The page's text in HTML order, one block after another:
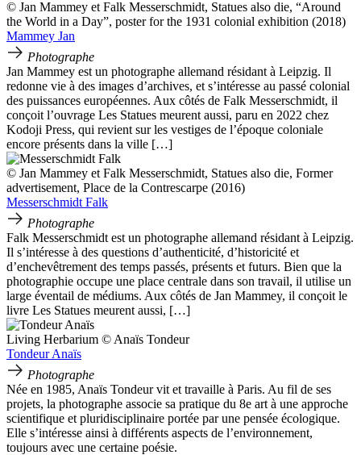
© Jan Mammey et Falk Messerschmidt, Statues also die, “Around
the World in a Day”, poster for the 1931 colonial exhibition (2018)
Mammey Jan
Photographe
Jan Mammey est un photographe allemand résidant à Leipzig. Il
redonne vie à des images d’archives, et s’intéresse au passé colonial
des puissances européennes. Aux côtés de Falk Messerschmidt, il
conçoit l’ouvrage Les Statues meurent aussi, paru en 2022 chez
Kodoji Press, qui revient sur les vestiges de l’époque coloniale
encore présents dans la ville […]
© Jan Mammey et Falk Messerschmidt, Statues also die, Former
advertisement, Place de la Contrescarpe (2016)
Messerschmidt Falk
Photographe
Falk Messerschmidt est un photographe allemand résidant à Leipzig.
Il s’intéresse à des questions d’authenticité, d’historicité et
d’enchevêtrement des temps passés, présents et futurs. Bien que la
photographie occupe une place centrale dans son travail, il utilise un
large éventail de médiums. Aux côtés de Jan Mammey, il conçoit le
livre Les Statues meurent aussi, […]
Living Herbarium © Anaïs Tondeur
Tondeur Anaïs
Photographe
Née en 1985, Anaïs Tondeur vit et travaille à Paris. Au fil de ses
projets, la photographe associe sa pratique du 8e art à une approche
scientifique et pluridisciplinaire portée par une pensée écologique.
Elle s’intéresse ainsi à différents aspects de l’environnement,
toujours avec une certaine poésie.